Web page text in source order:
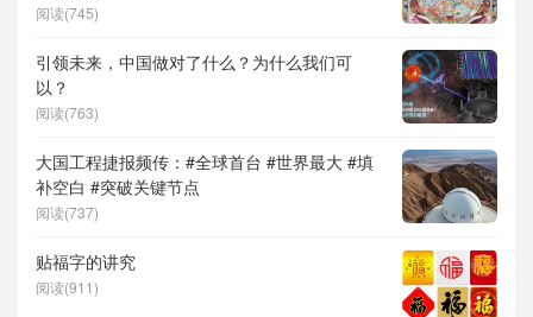
阅读(745)
引领未来，中国做对了什么？为什么我们可
以？
阅读(763)
大国工程捷报频传：#全球首台 #世界最大 #填
补空白 #突破关键节点
阅读(737)
贴福字的讲究
阅读(911)